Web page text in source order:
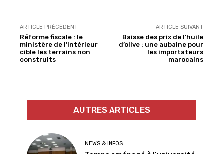
ARTICLE PRÉCÉDENT
Réforme fiscale : le
ministère de l’intérieur
cible les terrains non
construits
ARTICLE SUIVANT
Baisse des prix de l’huile
d’olive : une aubaine pour
les importateurs
marocains
AUTRES ARTICLES
NEWS & INFOS